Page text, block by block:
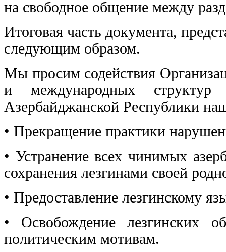
на свободное общение между
Итоговая часть документа,
следующим образом.
Мы просим содействия
и международных
Азербайджанской Республики
• Прекращение практики
• Устранение всех чинимых
сохранения лезгинами своей
• Предоставление лезгинскому
• Освобождение лезгинских
политическим мотивам.